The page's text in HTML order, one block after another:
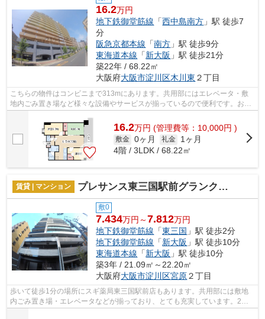
16.2万円
地下鉄御堂筋線 「西中島南方 」駅 徒歩7
分
阪急京都本線 「南方 」駅 徒歩9分
東海道本線 「新大阪 」駅 徒歩21分
築22年 / 68.22㎡
大阪府大阪市淀川区木川東 ２丁目
こちらの物件はコンビニまで313mにあります。共用部にはエレベータ・敷
地内ごみ置き場など様々な設備やサービスが揃っているので便利です。お使
いいただける駅は2駅あり、行き先に応じ...
16.2万円 (管理費等：10,000円 )
敷金 0ヶ月 礼金
1ヶ月
4階 / 3LDK / 68.22㎡
賃貸 | マンション プレサンス東三国駅前グランクラス
敷0
7.434万円～7.812万円
地下鉄御堂筋線 「東三国 」駅 徒歩2分
地下鉄御堂筋線 「新大阪 」駅 徒歩10分
東海道本線 「新大阪 」駅 徒歩10分
築3年 / 21.09㎡～22.20㎡
大阪府大阪市淀川区宮原２丁目
歩いて徒歩1分の場所にスギ薬局東三国駅前店もあります。共用部には敷地
内ごみ置き場・エレベータなどが揃っており、とても充実しています。2駅